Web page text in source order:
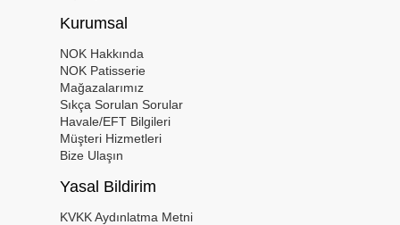
Kurumsal
NOK Hakkında
NOK Patisserie
Mağazalarımız
Sıkça Sorulan Sorular
Havale/EFT Bilgileri
Müşteri Hizmetleri
Bize Ulaşın
Yasal Bildirim
KVKK Aydınlatma Metni